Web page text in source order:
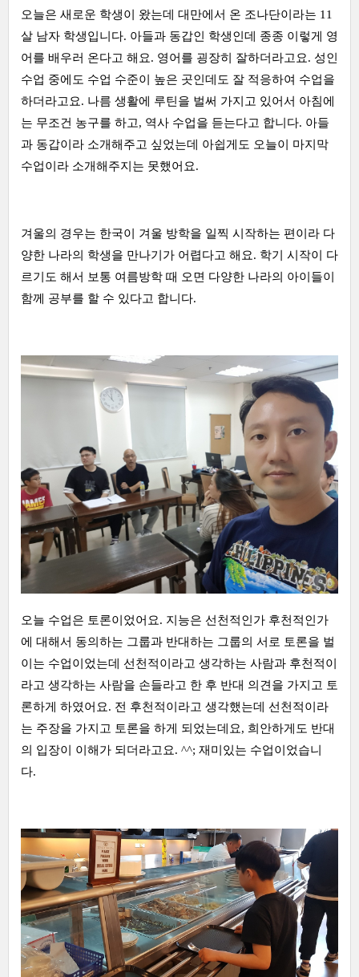
오늘은 새로운 학생이 왔는데 대만에서 온 조나단이라는 11
살 남자 학생입니다. 아들과 동갑인 학생인데 종종 이렇게 영
어를 배우러 온다고 해요. 영어를 굉장히 잘하더라고요. 성인
수업 중에도 수업 수준이 높은 곳인데도 잘 적응하여 수업을
하더라고요. 나름 생활에 루틴을 벌써 가지고 있어서 아침에
는 무조건 농구를 하고, 역사 수업을 듣는다고 합니다. 아들
과 동갑이라 소개해주고 싶었는데 아쉽게도 오늘이 마지막
수업이라 소개해주지는 못했어요.
겨울의 경우는 한국이 겨울 방학을 일찍 시작하는 편이라 다
양한 나라의 학생을 만나기가 어렵다고 해요. 학기 시작이 다
르기도 해서 보통 여름방학 때 오면 다양한 나라의 아이들이
함께 공부를 할 수 있다고 합니다.
오늘 수업은 토론이었어요. 지능은 선천적인가 후천적인가
에 대해서 동의하는 그룹과 반대하는 그룹의 서로 토론을 벌
이는 수업이었는데 선천적이라고 생각하는 사람과 후천적이
라고 생각하는 사람을 손들라고 한 후 반대 의견을 가지고 토
론하게 하였어요. 전 후천적이라고 생각했는데 선천적이라
는 주장을 가지고 토론을 하게 되었는데요, 희안하게도 반대
의 입장이 이해가 되더라고요. ^^; 재미있는 수업이었습니
다.